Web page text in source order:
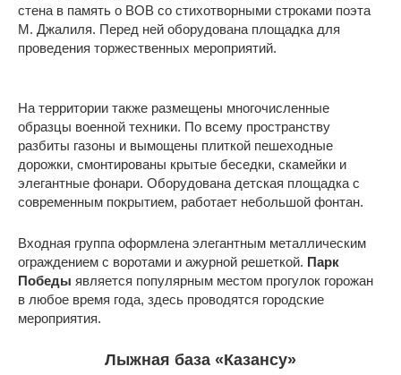
стена в память о ВОВ со стихотворными строками поэта
М. Джалиля. Перед ней оборудована площадка для
проведения торжественных мероприятий.
На территории также размещены многочисленные
образцы военной техники. По всему пространству
разбиты газоны и вымощены плиткой пешеходные
дорожки, смонтированы крытые беседки, скамейки и
элегантные фонари. Оборудована детская площадка с
современным покрытием, работает небольшой фонтан.
Входная группа оформлена элегантным металлическим
ограждением с воротами и ажурной решеткой. Парк
Победы является популярным местом прогулок горожан
в любое время года, здесь проводятся городские
мероприятия.
Лыжная база «Казансу»